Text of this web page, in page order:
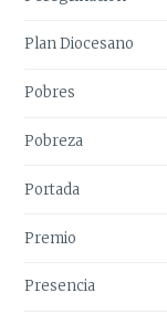
Plan Diocesano
Pobres
Pobreza
Portada
Premio
Presencia